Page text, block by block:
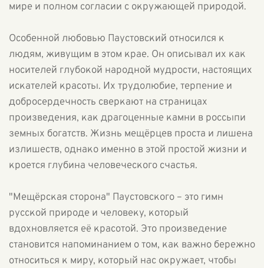
мире и полном согласии с окружающей природой.
Особенной любовью Паустовский относился к
людям, живущим в этом крае. Он описывал их как
носителей глубокой народной мудрости, настоящих
искателей красоты. Их трудолюбие, терпение и
добросердечность сверкают на страницах
произведения, как драгоценные камни в россыпи
земных богатств. Жизнь мещёрцев проста и лишена
излишеств, однако именно в этой простой жизни и
кроется глубина человеческого счастья.
"Мещёрская сторона" Паустовского – это гимн
русской природе и человеку, который
вдохновляется её красотой. Это произведение
становится напоминанием о том, как важно бережно
относиться к миру, который нас окружает, чтобы